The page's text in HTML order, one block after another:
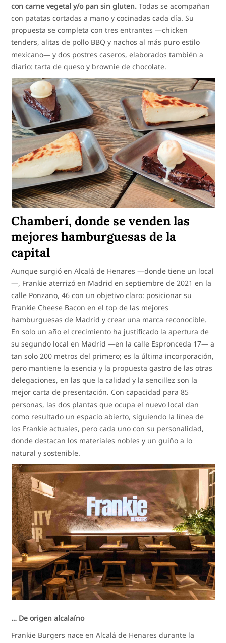
con carne vegetal y/o pan sin gluten. Todas se acompañan
con patatas cortadas a mano y cocinadas cada día. Su
propuesta se completa con tres entrantes —chicken
tenders, alitas de pollo BBQ y nachos al más puro estilo
mexicano— y dos postres caseros, elaborados también a
diario: tarta de queso y brownie de chocolate.
Chamberí, donde se venden las
mejores hamburguesas de la
capital
Aunque surgió en Alcalá de Henares —donde tiene un local
—, Frankie aterrizó en Madrid en septiembre de 2021 en la
calle Ponzano, 46 con un objetivo claro: posicionar su
Frankie Cheese Bacon en el top de las mejores
hamburguesas de Madrid y crear una marca reconocible.
En solo un año el crecimiento ha justificado la apertura de
su segundo local en Madrid —en la calle Espronceda 17— a
tan solo 200 metros del primero; es la última incorporación,
pero mantiene la esencia y la propuesta gastro de las otras
delegaciones, en las que la calidad y la sencillez son la
mejor carta de presentación. Con capacidad para 85
personas, las dos plantas que ocupa el nuevo local dan
como resultado un espacio abierto, siguiendo la línea de
los Frankie actuales, pero cada uno con su personalidad,
donde destacan los materiales nobles y un guiño a lo
natural y sostenible.
… De origen alcalaíno
Frankie Burgers nace en Alcalá de Henares durante la